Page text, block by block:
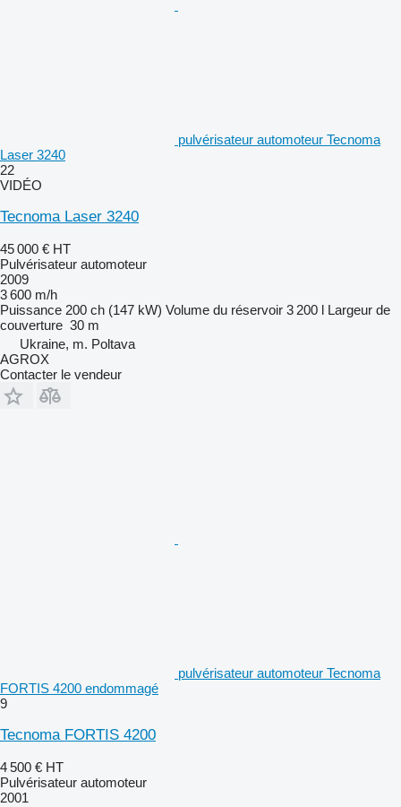
pulvérisateur automoteur Tecnoma
Laser 3240
22
VIDÉO
Tecnoma Laser 3240
45 000 € HT
Pulvérisateur automoteur
2009
3 600 m/h
Puissance 200 ch (147 kW) Volume du réservoir 3 200 l Largeur de
couverture 30 m
Ukraine, m. Poltava
AGROX
Contacter le vendeur
pulvérisateur automoteur Tecnoma
FORTIS 4200 endommagé
9
Tecnoma FORTIS 4200
4 500 € HT
Pulvérisateur automoteur
2001